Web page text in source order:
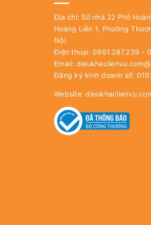
Địa chỉ: Số nhà 22 Phố
Hoàng Liên 1, Phường
Nội.
Điện thoại: 0961.287.239 -
Email:
Đăng ký kinh doanh số:
Website: